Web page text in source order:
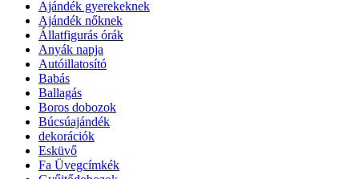
Ajándék gyerekeknek
Ajándék nőknek
Állatfigurás órák
Anyák napja
Autóillatosító
Babás
Ballagás
Boros dobozok
Búcsúajándék
dekorációk
Esküvő
Fa Üvegcímkék